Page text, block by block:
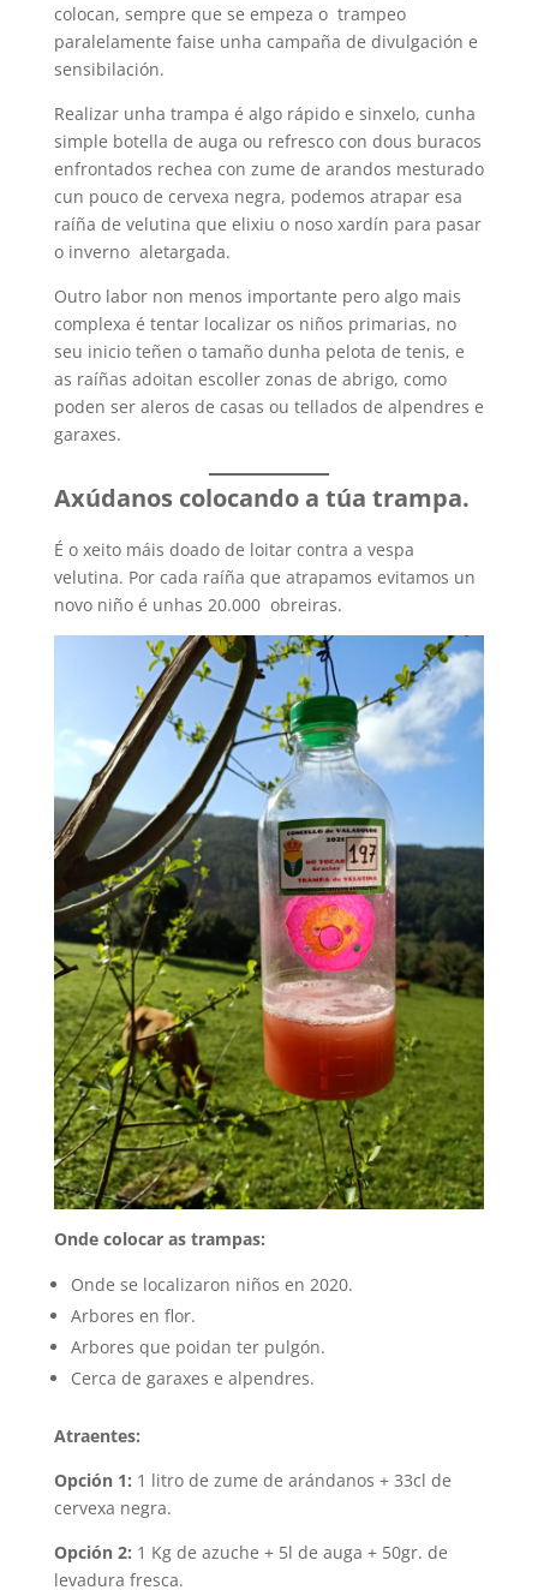
colocan, sempre que se empeza o trampeo
paralelamente faise unha campaña de divulgación e
sensibilación.
Realizar unha trampa é algo rápido e sinxelo, cunha
simple botella de auga ou refresco con dous buracos
enfrontados rechea con zume de arandos mesturado
cun pouco de cervexa negra, podemos atrapar esa
raíña de velutina que elixiu o noso xardín para pasar
o inverno aletargada.
Outro labor non menos importante pero algo mais
complexa é tentar localizar os niños primarias, no
seu inicio teñen o tamaño dunha pelota de tenis, e
as raíñas adoitan escoller zonas de abrigo, como
poden ser aleros de casas ou tellados de alpendres e
garaxes.
Axúdanos colocando a túa trampa.
É o xeito máis doado de loitar contra a vespa
velutina. Por cada raíña que atrapamos evitamos un
novo niño é unhas 20.000 obreiras.
Onde colocar as trampas:
Onde se localizaron niños en 2020.
Arbores en flor.
Arbores que poidan ter pulgón.
Cerca de garaxes e alpendres.
Atraentes:
Opción 1: 1 litro de zume de arándanos + 33cl de
cervexa negra.
Opción 2: 1 Kg de azuche + 5l de auga + 50gr. de
levadura fresca.